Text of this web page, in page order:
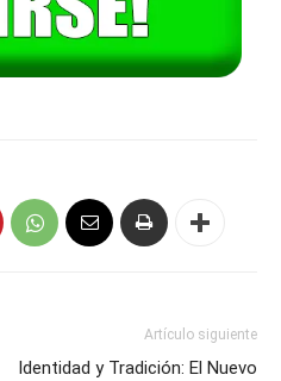
Artículo siguiente
Identidad y Tradición: El Nuevo